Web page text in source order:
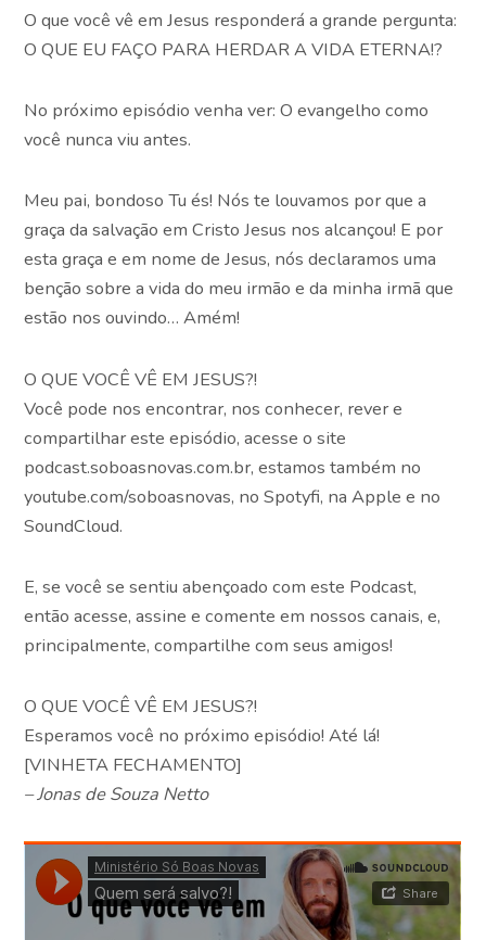
O que você vê em Jesus responderá a grande pergunta:
O QUE EU FAÇO PARA HERDAR A VIDA ETERNA!?
No próximo episódio venha ver: O evangelho como
você nunca viu antes.
Meu pai, bondoso Tu és! Nós te louvamos por que a
graça da salvação em Cristo Jesus nos alcançou! E por
esta graça e em nome de Jesus, nós declaramos uma
benção sobre a vida do meu irmão e da minha irmã que
estão nos ouvindo… Amém!
O QUE VOCÊ VÊ EM JESUS?!
Você pode nos encontrar, nos conhecer, rever e
compartilhar este episódio, acesse o site
podcast.soboasnovas.com.br, estamos também no
youtube.com/soboasnovas, no Spotyfi, na Apple e no
SoundCloud.
E, se você se sentiu abençoado com este Podcast,
então acesse, assine e comente em nossos canais, e,
principalmente, compartilhe com seus amigos!
O QUE VOCÊ VÊ EM JESUS?!
Esperamos você no próximo episódio! Até lá!
[VINHETA FECHAMENTO]
– Jonas de Souza Netto